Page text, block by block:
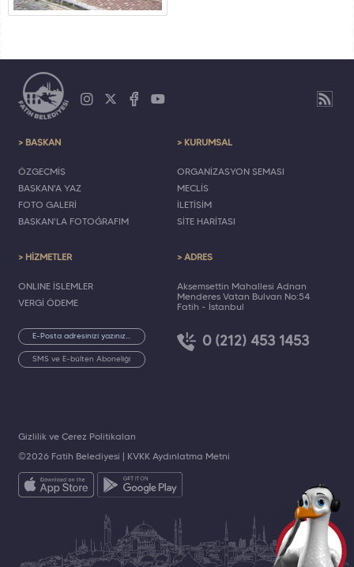
> BAŞKAN
ÖZGEÇMİŞ
BAŞKAN'A YAZ
FOTO GALERİ
BAŞKAN'LA FOTOĞRAFIM
> KURUMSAL
ORGANİZASYON ŞEMASI
MECLİS
İLETİŞİM
SİTE HARİTASI
> HİZMETLER
ONLINE İŞLEMLER
VERGİ ÖDEME
SMS ve E-bülten Aboneliği
> ADRES
Akşemsettin Mahallesi Adnan
Menderes Vatan Bulvarı No:54
Fatih - İstanbul
0 (212) 453 1453
©2026 Fatih Belediyesi | KVKK Aydınlatma Metni
Gizlilik ve Çerez Politikaları